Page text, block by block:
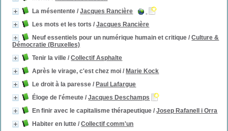
La mésentente /Jacques Rancière
Les mots et les torts /Jacques Rancière
Neuf essentiels pour un numérique humain et critique /Culture &
Démocratie (Bruxelles)
Tenir la ville /Collectif Asphalte
Après le virage, c'est chez moi / Marie Kock
Le droit à la paresse / Paul Lafargue
Éloge de l'émeute /Jacques Deschamps
En finir avec le capitalisme thérapeutique /Josep Rafanell i Orra
Habiter en lutte /Collectif comm'un